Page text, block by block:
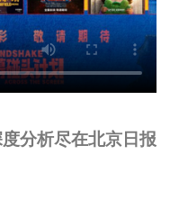
分析尽在北京日报